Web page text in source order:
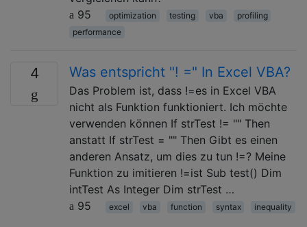
95
optimization testing vba
profiling
performance
4 Was entspricht "! =" In Excel VBA?
Das Problem ist, dass !=es in Excel VBA
nicht als Funktion funktioniert. Ich möchte
verwenden können If strTest != "" Then
anstatt If strTest = "" Then Gibt es einen
anderen Ansatz, um dies zu tun !=? Meine
Funktion zu imitieren !=ist Sub test() Dim
intTest As Integer Dim strTest …
95
excel vba function syntax inequality